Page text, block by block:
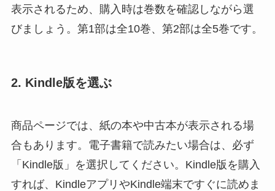
表示されるため、購入時は巻数を確認しながら選
びましょう。第1部は全10巻、第2部は全5巻です。
2. Kindle版を選ぶ
商品ページでは、紙の本や中古本が表示される場
合もあります。電子書籍で読みたい場合は、必ず
「Kindle版」を選択してください。Kindle版を購入
すれば、KindleアプリやKindle端末ですぐに読めま